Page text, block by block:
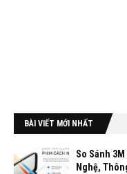
BÀI VIẾT MỚI NHẤT
So Sánh
Nghệ,